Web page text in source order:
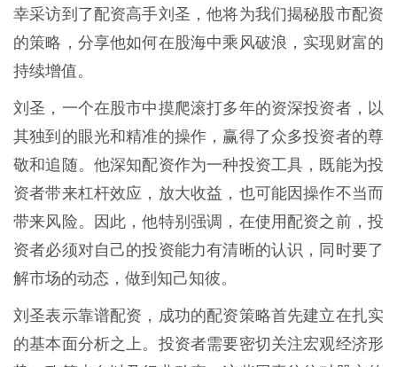
幸采访到了配资高手刘圣，他将为我们揭秘股市配资
的策略，分享他如何在股海中乘风破浪，实现财富的
持续增值。
刘圣，一个在股市中摸爬滚打多年的资深投资者，以
其独到的眼光和精准的操作，赢得了众多投资者的尊
敬和追随。他深知配资作为一种投资工具，既能为投
资者带来杠杆效应，放大收益，也可能因操作不当而
带来风险。因此，他特别强调，在使用配资之前，投
资者必须对自己的投资能力有清晰的认识，同时要了
解市场的动态，做到知己知彼。
刘圣表示靠谱配资，成功的配资策略首先建立在扎实
的基本面分析之上。投资者需要密切关注宏观经济形